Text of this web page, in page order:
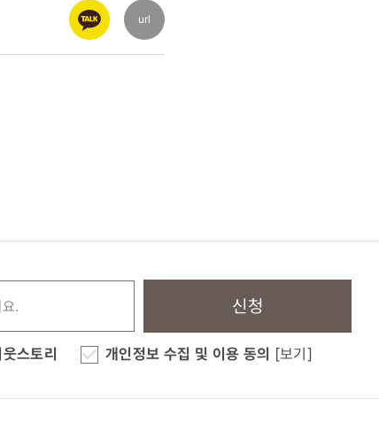
url
신청
스토리 개인정보 수집 및 이용 동의 [보기]